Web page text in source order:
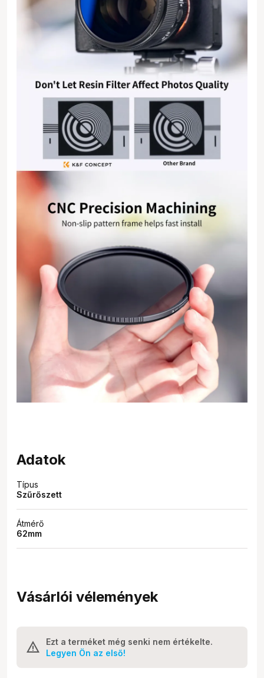
Adatok
Típus
Szűrőszett
Átmérő
62mm
Vásárlói vélemények
Ezt a terméket még senki nem értékelte.
Legyen Ön az első!